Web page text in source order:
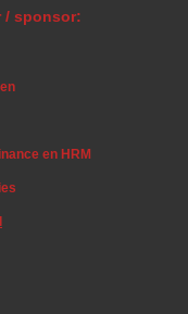
/ sponsor:
en HRM